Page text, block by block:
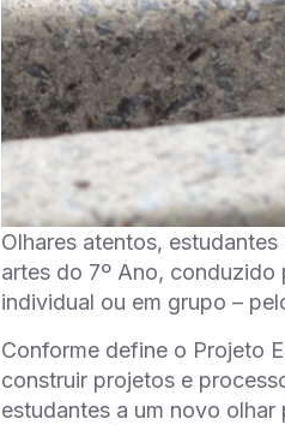
Olhares atentos,
artes do 7º Ano,
individual ou em grupo –
Conforme define o Projeto
construir projetos e
estudantes a um novo olhar